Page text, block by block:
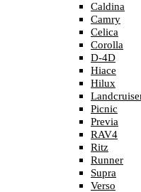
Caldina
Camry
Celica
Corolla
D-4D
Hiace
Hilux
Picnic
Previa
RAV4
Ritz
Runner
Supra
Verso